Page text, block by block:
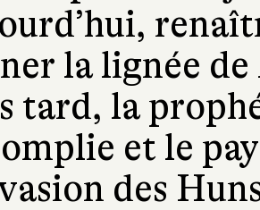
la lignée
tard, la
et le
des